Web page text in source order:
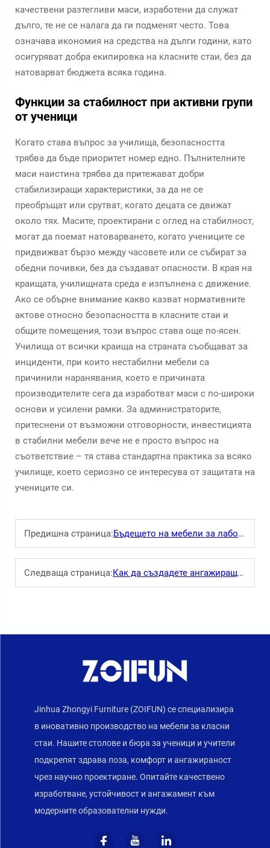
качествени разтегливи маси, изработени да служат
дълго, те не се налага да ги подменят често. Това
означава икономия на средства на дълги години, като
осигуряват добра екипировка на класните стаи, без да
натоварват бюджета всяка година.
Функции за стабилност при активни групи
от ученици
Когато става въпрос за училища, безопасността
трябва да бъде приоритет номер едно. Пълнителните
маси наистина трябва да притежават добри
стабилизиращи характеристики, за да не се
преобръщат или срутват, когато децата се движат
около тях. Масите, проектирани с оглед на стабилност,
могат да поемат натоварването, когато учениците се
придвижват бързо между часовете или се събират за
обедни почивки, без да създават опасности. В края на
краищата, училищната среда е изпълнена с движение.
Ако се обърне внимание какво казват нормативните
актове относно безопасността в класните стаи и
общите помещения, този въпрос става още по-ясен.
Училища от всички краища на страната съобщават за
инциденти, при които нестабилни мебели са
причинили наранявания, което е причината
производителите сега да изработват маси с по-широки
основи и усилени рамки. За администраторите,
притеснени от възможни отговорности, инвестицията
в стабилни мебели вече не е просто въпрос на
съответствие – тя става стандартна практика за всяко
училище, което сериозно се интересува от защитата на
учениците си.
Предишна страница:Бъдещето на мебели за лаборатории: тенденции и иновации
Следваща страница:Как да създадете ангажираща учебна среда с чинове за ученици
Jinhua Zhongyi Furniture (ZOIFUN) се специализира
в иновативно производство на мебели за класни
стаи. Нашите столове и бюра за ученици и учители
подкрепят здрава поза, комфорт и ангажираност
чрез научно проектиране. Опитайте качествено
изработване, устойчивост и ангажамент към
модерните образователни нужди.